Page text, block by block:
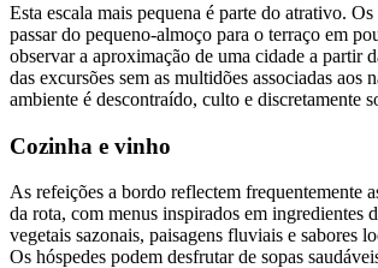
Esta escala mais pequena é parte do atrativo.
passar do pequeno-almoço para o terraço em
observar a aproximação de uma cidade a partir
das excursões sem as multidões associadas aos
ambiente é descontraído, culto e discretamente
Cozinha e vinho
As refeições a bordo reflectem frequentemente
da rota, com menus inspirados em ingredientes
vegetais sazonais, paisagens fluviais e sabores
Os hóspedes podem desfrutar de sopas